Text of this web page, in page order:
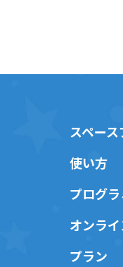
スペー
使い方
プログ
オンラ
プラン